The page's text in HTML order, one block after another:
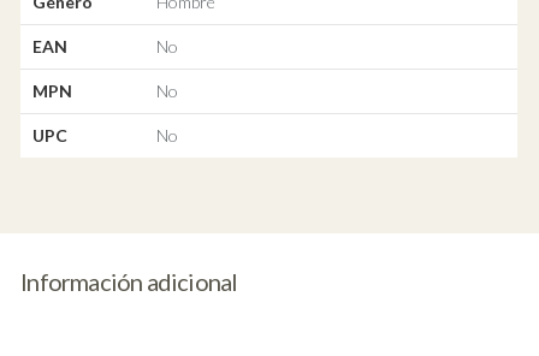
EAN No
MPN No
UPC No
Información adicional